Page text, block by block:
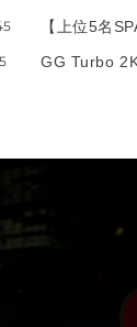
【上位5名
GG Turbo